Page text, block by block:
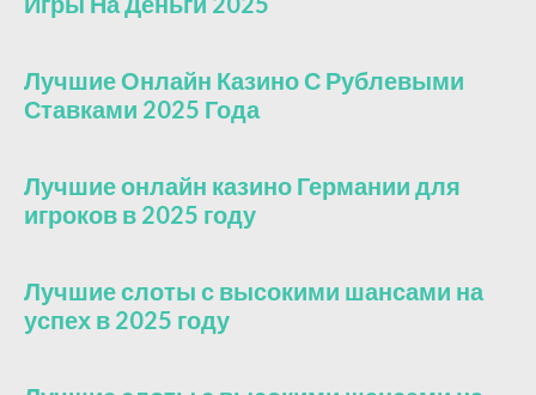
Лучшие Онлайн Казино С Рублевыми
Ставками 2025 Года
Лучшие онлайн казино Германии для
игроков в 2025 году
Лучшие слоты с высокими шансами на
успех в 2025 году